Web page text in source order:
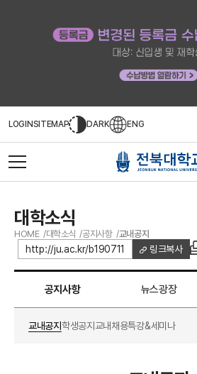
LOGINSITEMAP DARK ENG
대학소식
HOME 대학소식 공지사항 교내공지
http://ju.ac.kr/b190711 링크복사
공지사항 뉴스광장
교내공지학생공지 교내채용특강&세미나